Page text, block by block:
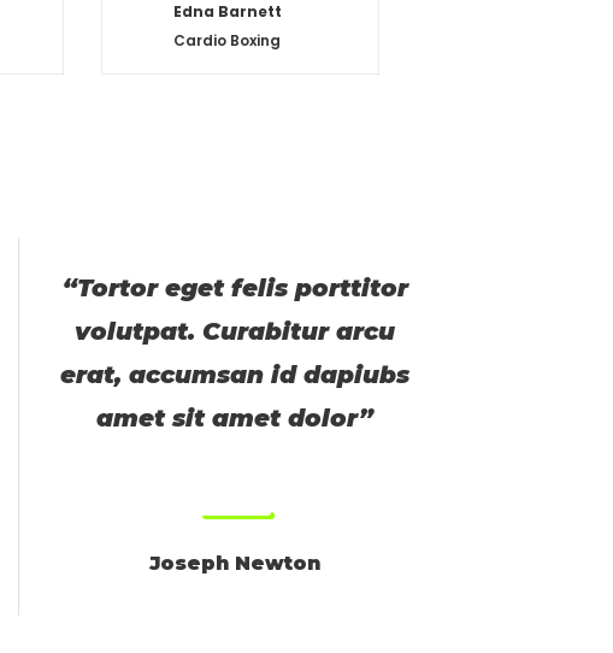
Edna Barnett
Cardio Boxing
“Tortor eget felis porttitor
volutpat. Curabitur arcu
erat, accumsan id dapiubs
amet sit amet dolor”
Joseph Newton